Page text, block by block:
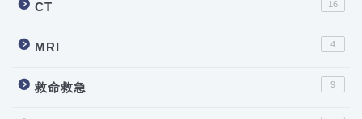
CT 16
MRI 4
救命救急 9